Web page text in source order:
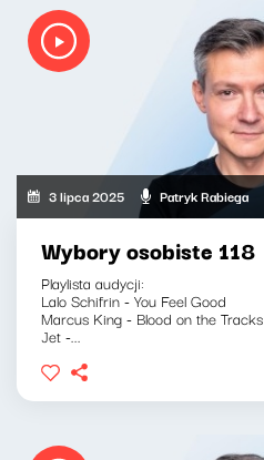
3 lipca 2025 Patryk Rabiega
Wybory osobiste 118
Playlista audycji:
Lalo Schifrin - You Feel Good
Marcus King - Blood on the Tracks
Jet -...